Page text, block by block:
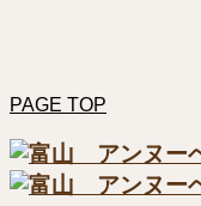
PAGE TOP